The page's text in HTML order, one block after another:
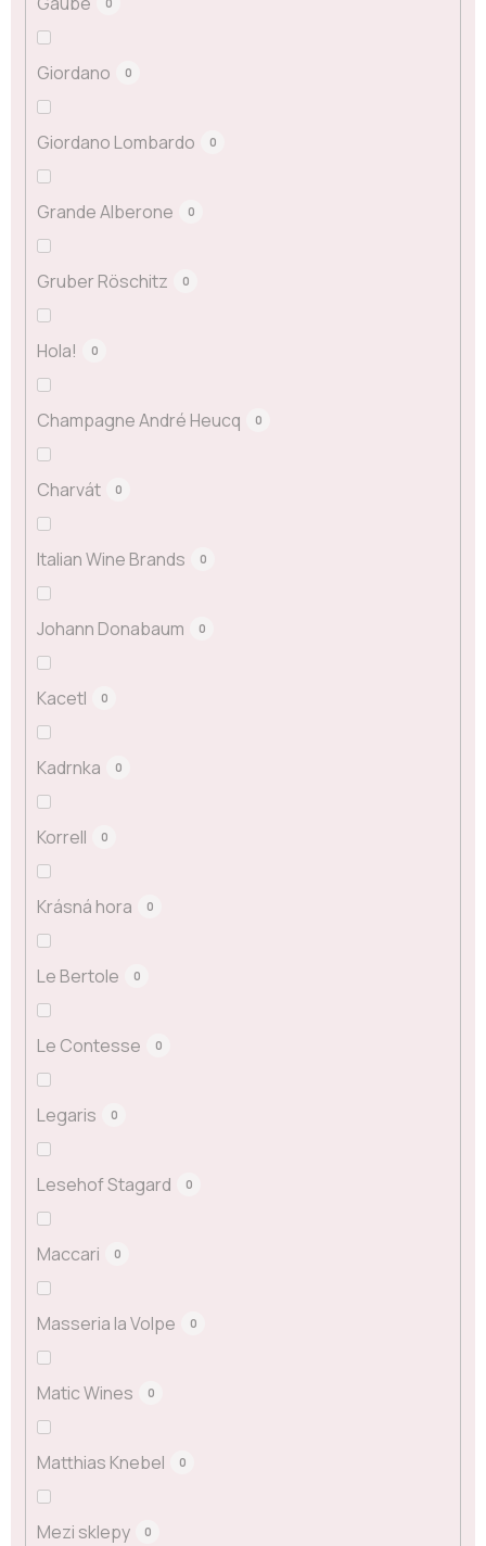
0
Giordano 0
Giordano Lombardo 0
Grande Alberone 0
Gruber Röschitz 0
Hola! 0
Champagne André Heucq 0
Charvát 0
Italian Wine Brands 0
Johann Donabaum 0
Kacetl 0
Kadrnka 0
Korrell 0
Krásná hora 0
Le Bertole 0
Le Contesse 0
Legaris 0
Lesehof Stagard 0
Maccari 0
Masseria la Volpe 0
Matic Wines 0
Matthias Knebel 0
Mezi sklepy 0